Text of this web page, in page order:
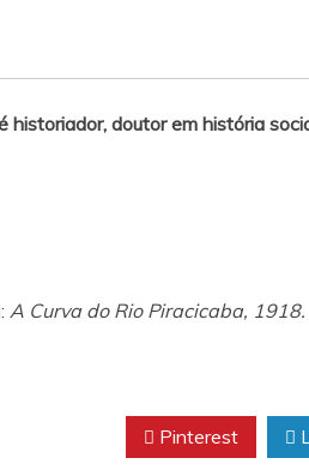
historiador, doutor em história
A Curva do Rio Piracicaba, 1918.
Pinterest